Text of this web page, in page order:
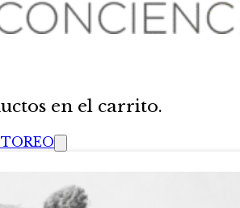
en el carrito.